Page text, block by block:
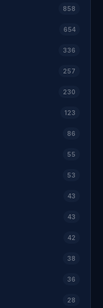
858
654
336
257
230
123
86
55
53
43
43
42
38
36
28